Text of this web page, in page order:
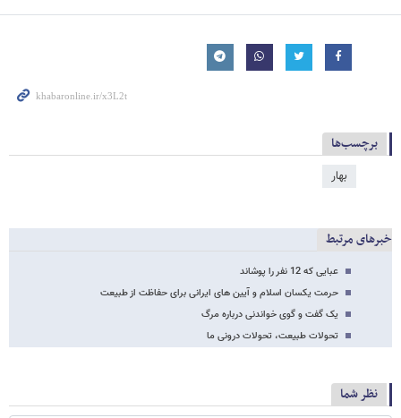
برچسب‌ها
بهار
خبرهای مرتبط
عبایی که 12 نفر را پوشاند
حرمت یکسان اسلام و آیین های ایرانی برای حفاظت از طبیعت
یک گفت و گوی خواندنی درباره مرگ
تحولات طبیعت، تحولات درونی ما
نظر شما